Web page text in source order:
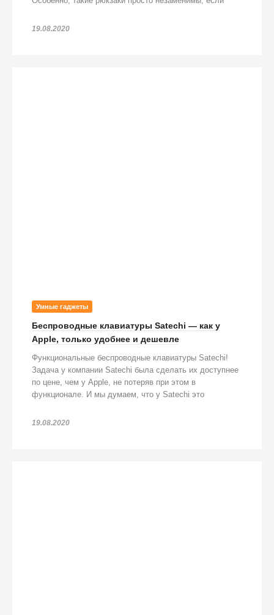
19.08.2020
Умные гаджеты
Беспроводные клавиатуры Satechi — как у
Apple, только удобнее и дешевле
Функциональные беспроводные клавиатуры Satechi!
Задача у компании Satechi была сделать их доступнее
по цене, чем у Apple, не потеряв при этом в
функционале. И мы думаем, что у Satechi это
19.08.2020